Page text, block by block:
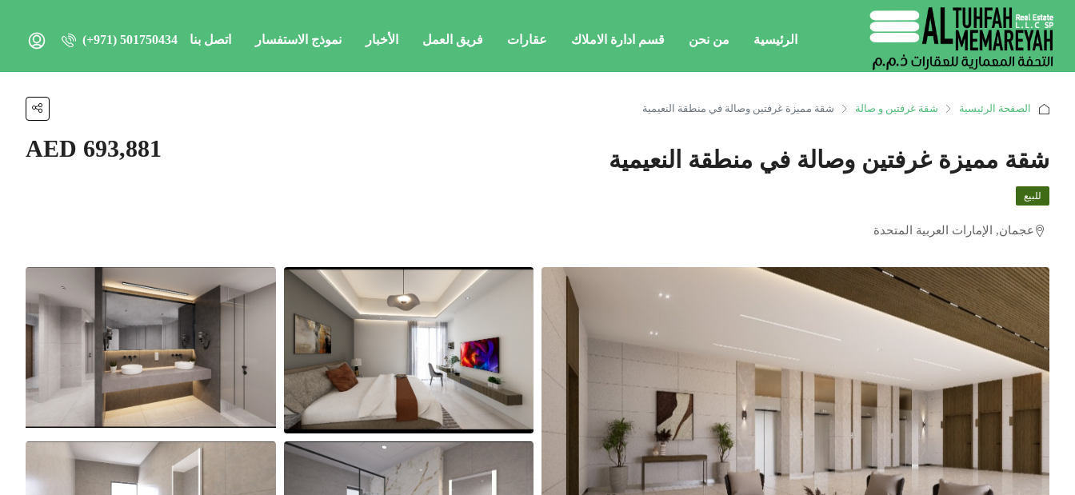
الرئيسية من نحن قسم ادارة الاملاك عقارات فريق العمل الأخبار نموذج الاستفسار اتصل بنا (+971) 501750434
الصفحة الرئيسية شقة غرفتين و صالة شقة مميزة غرفتين وصالة في منطقة النعيمية
شقة مميزة غرفتين وصالة في منطقة النعيمية AED 693,881
للبيع
عجمان, الإمارات العربية المتحدة